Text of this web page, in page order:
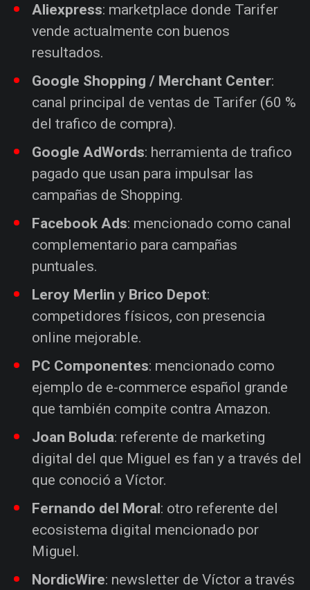
Aliexpress: marketplace donde Tarifer
vende actualmente con buenos
resultados.
Google Shopping / Merchant Center:
canal principal de ventas de Tarifer (60 %
del trafico de compra).
Google AdWords: herramienta de trafico
pagado que usan para impulsar las
campañas de Shopping.
Facebook Ads: mencionado como canal
complementario para campañas
puntuales.
Leroy Merlin y Brico Depot:
competidores físicos, con presencia
online mejorable.
PC Componentes: mencionado como
ejemplo de e-commerce español grande
que también compite contra Amazon.
Joan Boluda: referente de marketing
digital del que Miguel es fan y a través del
que conoció a Víctor.
Fernando del Moral: otro referente del
ecosistema digital mencionado por
Miguel.
NordicWire: newsletter de Víctor a través